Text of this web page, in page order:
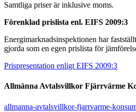
Samtliga priser är inklusive moms.
Förenklad prislista enl. EIFS 2009:3
Energimarknadsinspektionen har
gjorda som en egen prislista för
Prispresentation enligt EIFS 2009:3
Allmänna Avtalsvillkor Fjärrvärme
allmanna-avtalsvillkor-fjarrvarme-